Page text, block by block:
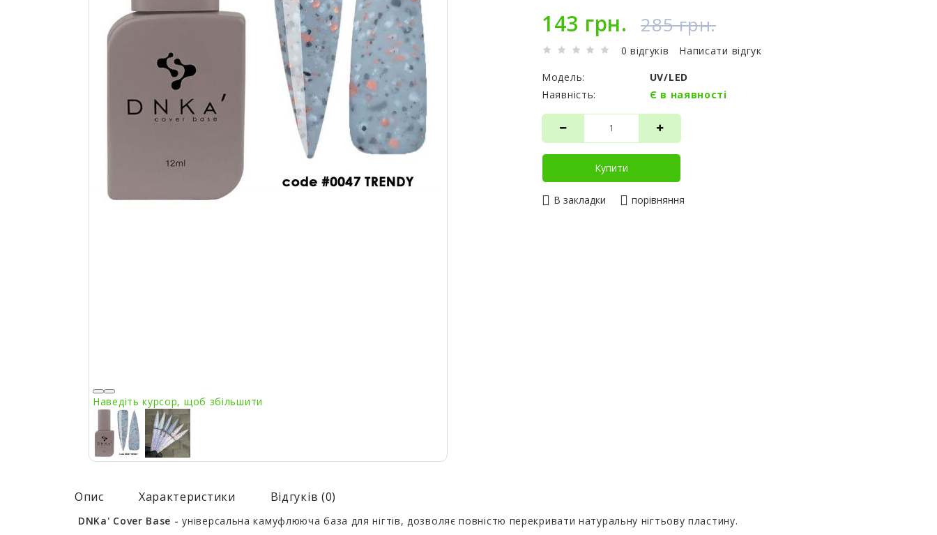
Наведіть курсор, щоб збільшити
143 грн. 285 грн.
0 відгуків
Написати відгук
Модель:
UV/LED
Наявність:
Є в наявності
Купити
В закладки порівняння
Опис Характеристики Відгуків (0)
DNKa' Cover Base - універсальна камуфлююча база для нігтів, дозволяє повністю перекривати натуральну нігтьову пластину.